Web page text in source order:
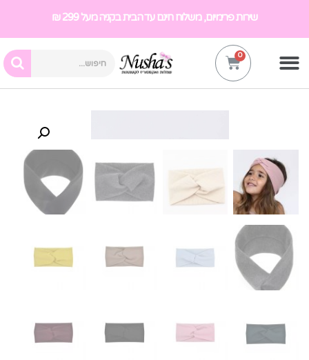
שירות פרימיום, משלוח חינם עד הבית בקניה מעל 299 ₪